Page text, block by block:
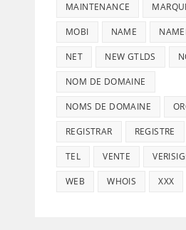
MAINTENANCE
MOBI NAME
NET NEW GTLDS
NOM DE DOMAINE
NOMS DE DOMAINE
REGISTRAR REGISTRE
TEL VENTE
WEB WHOIS XXX